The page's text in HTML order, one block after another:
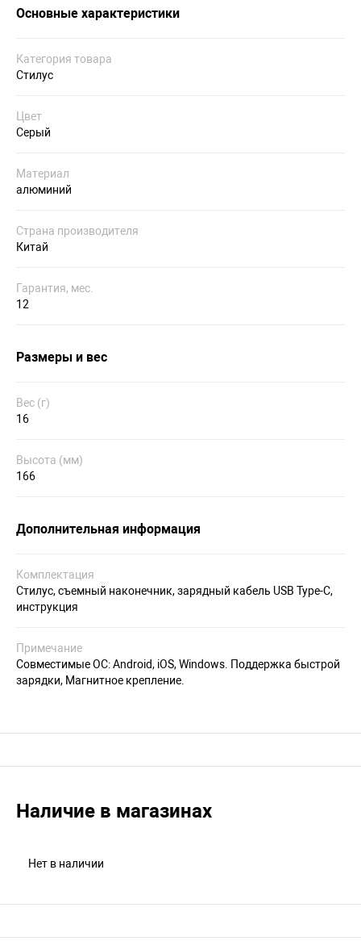
Основные характеристики
Категория товара
Стилус
Цвет
Серый
Материал
алюминий
Страна производителя
Китай
Гарантия, мес.
12
Размеры и вес
Вес (г)
16
Высота (мм)
166
Дополнительная информация
Комплектация
Стилус, съемный наконечник, зарядный кабель USB Type-C,
инструкция
Примечание
Совместимые ОС: Android, iOS, Windows. Поддержка быстрой
зарядки, Магнитное крепление.
Наличие в магазинах
Нет в наличии